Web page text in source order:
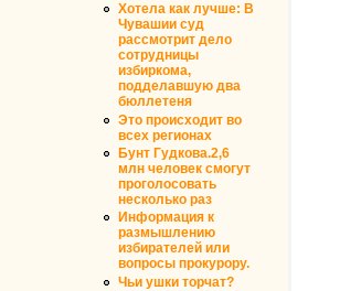
Хотела как лучше: В
Чувашии суд
рассмотрит дело
сотрудницы
избиркома,
подделавшую два
бюллетеня
Это происходит во
всех регионах
Бунт Гудкова.2,6
млн человек смогут
проголосовать
несколько раз
Информация к
размышлению
избирателей или
вопросы прокурору.
Чьи ушки торчат?